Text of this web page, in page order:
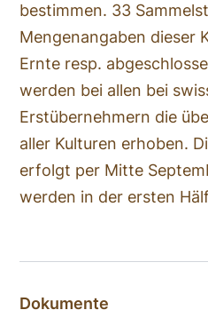
bestimmen. 33
Mengenangaben dieser
Ernte resp.
werden bei allen bei
Erstübernehmern die
aller Kulturen erhoben.
erfolgt per Mitte
werden in der ersten
Dokumente